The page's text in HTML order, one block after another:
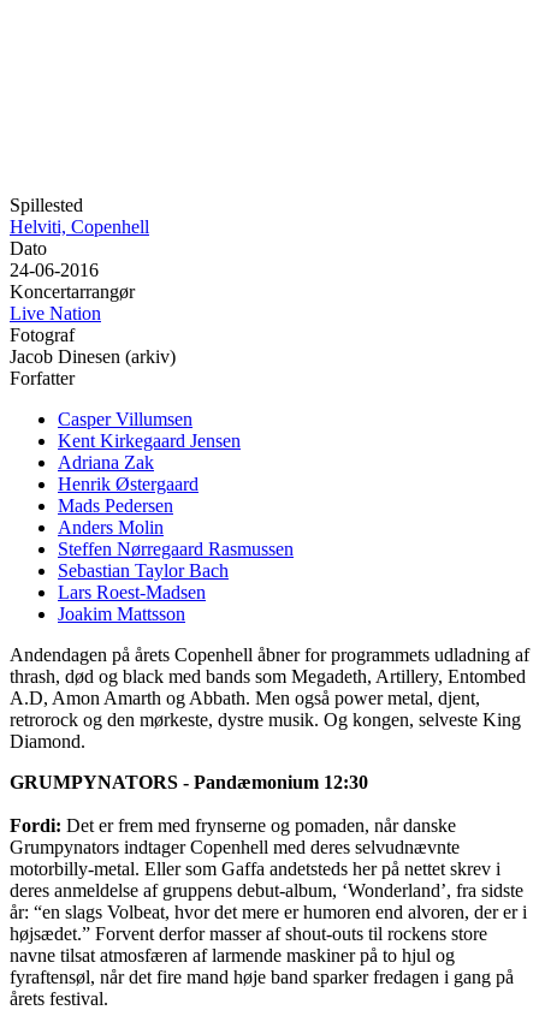
Spillested
Helviti, Copenhell
Dato
24-06-2016
Koncertarrangør
Live Nation
Fotograf
Jacob Dinesen (arkiv)
Forfatter
Casper Villumsen
Kent Kirkegaard Jensen
Adriana Zak
Henrik Østergaard
Mads Pedersen
Anders Molin
Steffen Nørregaard Rasmussen
Sebastian Taylor Bach
Lars Roest-Madsen
Joakim Mattsson
Andendagen på årets Copenhell åbner for programmets udladning af
thrash, død og black med bands som Megadeth, Artillery, Entombed
A.D, Amon Amarth og Abbath. Men også power metal, djent,
retrorock og den mørkeste, dystre musik. Og kongen, selveste King
Diamond.
GRUMPYNATORS - Pandæmonium 12:30
Fordi: Det er frem med frynserne og pomaden, når danske
Grumpynators indtager Copenhell med deres selvudnævnte
motorbilly-metal. Eller som Gaffa andetsteds her på nettet skrev i
deres anmeldelse af gruppens debut-album, ‘Wonderland’, fra sidste
år: “en slags Volbeat, hvor det mere er humoren end alvoren, der er i
højsædet.” Forvent derfor masser af shout-outs til rockens store
navne tilsat atmosfæren af larmende maskiner på to hjul og
fyraftensøl, når det fire mand høje band sparker fredagen i gang på
årets festival.